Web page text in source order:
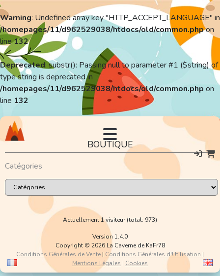
Warning: Undefined array key "HTTP_ACCEPT_LANGUAGE" in
/homepages/11/d962529038/htdocs/old/common.phpon
line132
Deprecated: substr(): Passing null to parameter #1 ($string) of
type string is deprecated in
/homepages/11/d962529038/htdocs/old/common.php on
line 132
BOUTIQUE
Catégories
Actuellement 1 visiteur (total: 973)
Version 1.4.0
Copyright © 2026 La Caverne de KaFr78
Conditions Générales de Vente | Conditions Générales d'Utilisation |
Mentions Légales | Cookies